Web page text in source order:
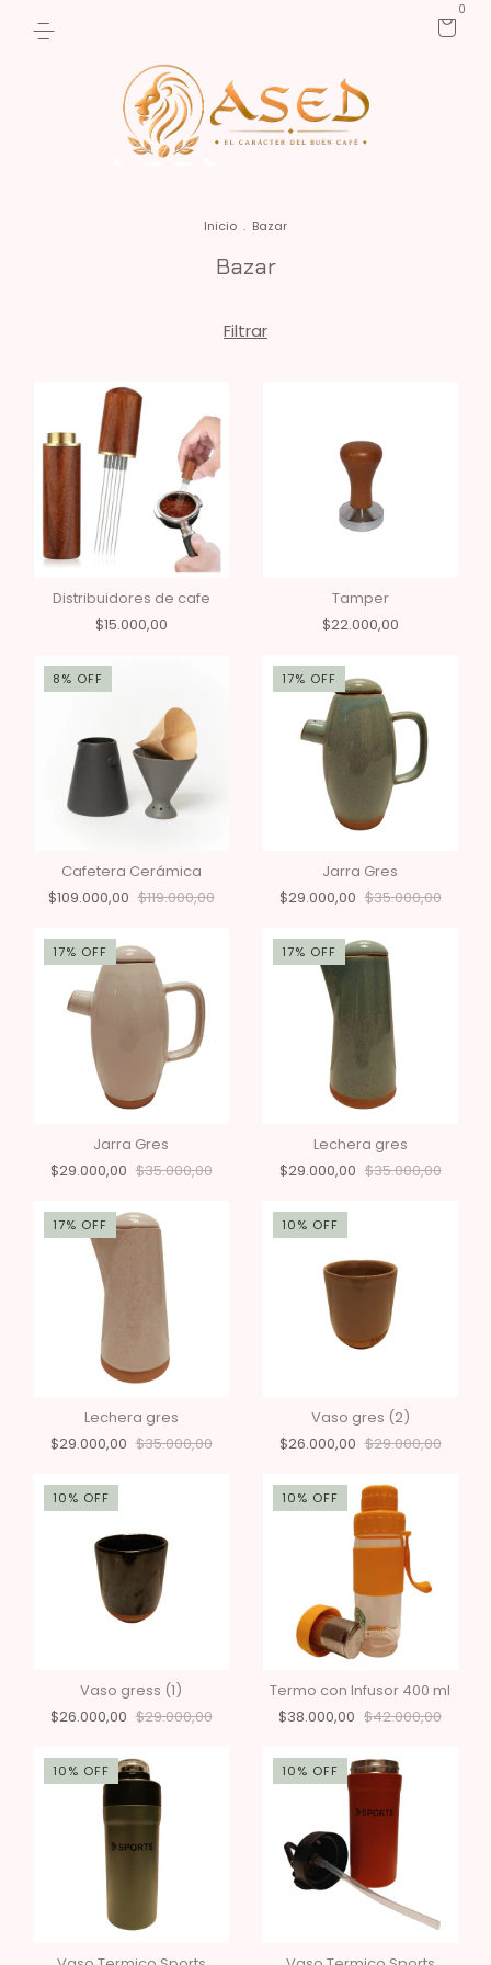
0
Inicio . Bazar
Bazar
Filtrar
Distribuidores de cafe
$15.000,00
Tamper
$22.000,00
8% OFF
Cafetera Cerámica
$109.000,00 $119.000,00
17% OFF
Jarra Gres
$29.000,00 $35.000,00
17% OFF
Jarra Gres
$29.000,00 $35.000,00
17% OFF
Lechera gres
$29.000,00 $35.000,00
17% OFF
Lechera gres
$29.000,00 $35.000,00
10% OFF
Vaso gres (2)
$26.000,00 $29.000,00
10% OFF
Vaso gress (1)
$26.000,00 $29.000,00
10% OFF
Termo con Infusor 400 ml
$38.000,00 $42.000,00
10% OFF 10% OFF